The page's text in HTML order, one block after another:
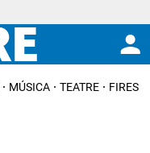
MÚSICA TEATRE FIRES I